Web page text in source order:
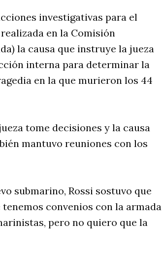
investigativas para el
en la Comisión
la causa que instruye la jueza
interna para determinar la
en la que murieron los 44
tome decisiones y la causa
mantuvo reuniones con los
submarino, Rossi sostuvo que
convenios con la armada
pero no quiero que la